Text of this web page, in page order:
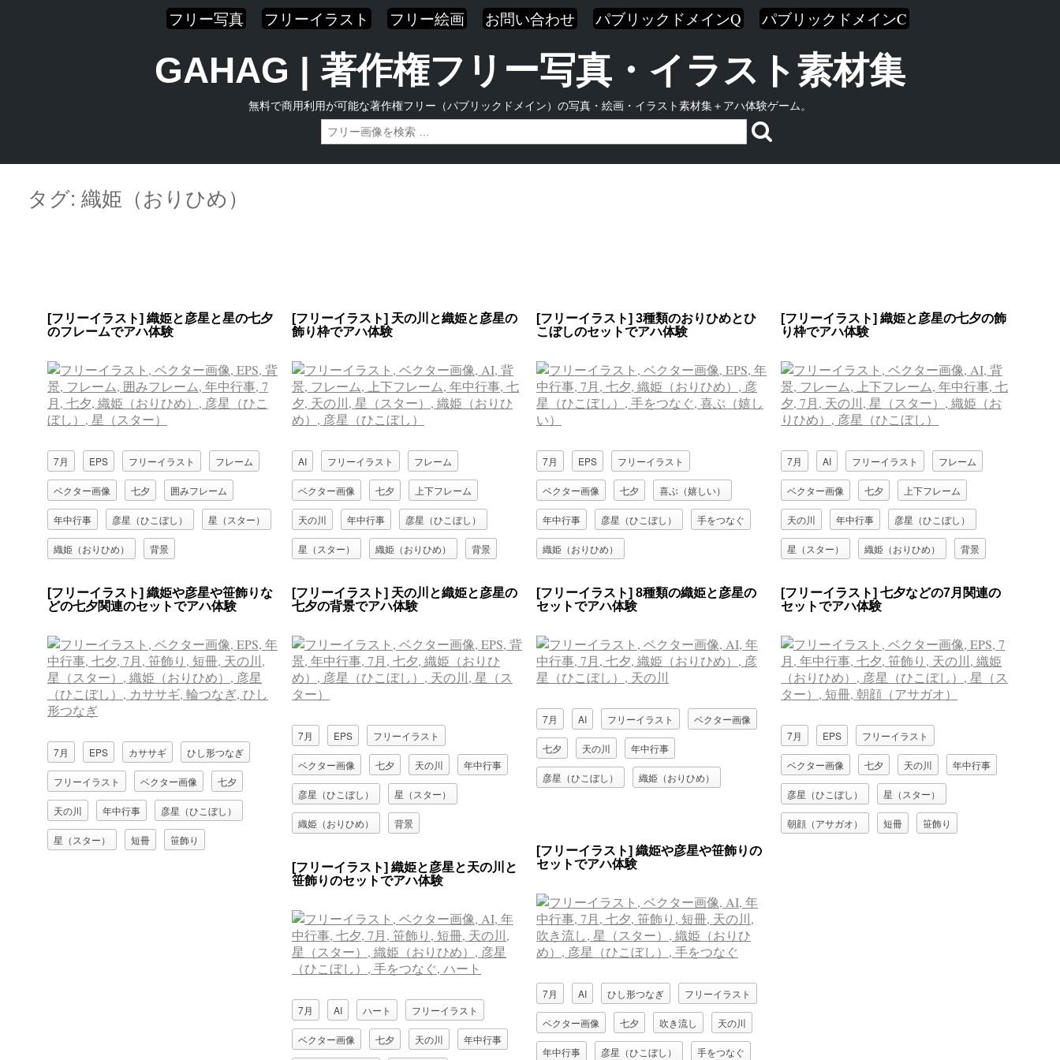
フリー写真 フリーイラスト フリー絵画 お問い合わせ パブリックドメインQ パブリックドメインC
GAHAG | 著作権フリー写真・イラスト素材集
無料で商用利用が可能な著作権フリー（パブリックドメイン）の写真・絵画・イラスト素材集＋アハ体験ゲーム。
contentタグ: 織姫（おりひめ）
[フリーイラスト] 織姫と彦星と星の七夕
のフレームでアハ体験
7月 EPS フリーイラスト フレーム
ベクター画像 七夕 囲みフレーム
年中行事 彦星（ひこぼし） 星（スター）
織姫（おりひめ） 背景
[フリーイラスト] 天の川と織姫と彦星の
飾り枠でアハ体験
AI フリーイラスト フレーム
ベクター画像 七夕 上下フレーム
天の川 年中行事 彦星（ひこぼし）
星（スター） 織姫（おりひめ） 背景
[フリーイラスト] 3種類のおりひめとひ
こぼしのセットでアハ体験
7月 EPS フリーイラスト
ベクター画像 七夕 喜ぶ（嬉しい）
年中行事 彦星（ひこぼし） 手をつなぐ
織姫（おりひめ）
[フリーイラスト] 織姫と彦星の七夕の飾
り枠でアハ体験
7月 AI フリーイラスト フレーム
ベクター画像 七夕 上下フレーム
天の川 年中行事 彦星（ひこぼし）
星（スター） 織姫（おりひめ） 背景
[フリーイラスト] 織姫や彦星や笹飾りな
どの七夕関連のセットでアハ体験
7月 EPS カササギ ひし形つなぎ
フリーイラスト ベクター画像 七夕
天の川 年中行事 彦星（ひこぼし）
星（スター） 短冊 笹飾り
[フリーイラスト] 天の川と織姫と彦星の
七夕の背景でアハ体験
7月 EPS フリーイラスト
ベクター画像 七夕 天の川 年中行事
彦星（ひこぼし） 星（スター）
織姫（おりひめ） 背景
[フリーイラスト] 8種類の織姫と彦星の
セットでアハ体験
7月 AI フリーイラスト ベクター画像
七夕 天の川 年中行事
彦星（ひこぼし） 織姫（おりひめ）
[フリーイラスト] 七夕などの7月関連の
セットでアハ体験
7月 EPS フリーイラスト
ベクター画像 七夕 天の川 年中行事
彦星（ひこぼし） 星（スター）
朝顔（アサガオ） 短冊 笹飾り
[フリーイラスト] 織姫や彦星や笹飾りの
セットでアハ体験
7月 AI ひし形つなぎ フリーイラスト
ベクター画像 七夕 吹き流し 天の川
年中行事 彦星（ひこぼし） 手をつなぐ
[フリーイラスト] 織姫と彦星と天の川と
笹飾りのセットでアハ体験
7月 AI ハート フリーイラスト
ベクター画像 七夕 天の川 年中行事